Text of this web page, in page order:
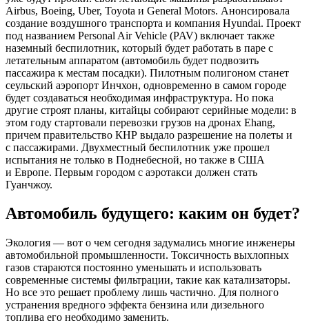
Airbus, Boeing, Uber, Toyota и General Motors. Анонсировала
создание воздушного транспорта и компания Hyundai. Проект
под названием Personal Air Vehicle (PAV) включает также
наземный беспилотник, который будет работать в паре с
летательным аппаратом (автомобиль будет подво­зить
пассажира к местам посадки). Пилотным полигоном станет
сеульский аэропорт Инчхон, одновременно в самом городе
будет создаваться необходимая инфраструктура. Но пока
другие строят планы, китайцы собирают ­серийные модели: в
этом году стартовали перевозки грузов на дронах Ehang,
причем правительство КНР выдало разрешение на полеты и
с пассажирами. Двухместный беспилотник уже прошел
испытания не ­только в Поднебесной, но также в США
и Европе. Первым ­городом с аэротакси должен стать
Гуанчжоу.
Автомобиль будущего: каким он будет?
Экология — вот о чем сегодня задумались многие инженеры
автомобильной промышленности. Токсичность выхлопных
газов стараются постоянно уменьшать и использовать
современные системы фильтрации, такие как катализаторы.
Но все это решает проблему лишь частично. Для полного
устранения вредного эффекта бензина или дизельного
топлива его необходимо заменить.